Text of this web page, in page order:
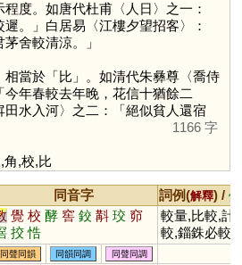
程度。如唐代杜甫〈人日〉之一：
遲。」白居易〈江樓夕望招客〉：
舍較清涼。」
相當於「比 」。如清代朱彝尊〈喬侍
年春較去年晚，花信十猶餘二
水入河〉之二：「絕似貧人還宿
1166 字
,角,校,比
同音字 詞例(解釋) /
覺 校 酵 窖 鉸 斠 珓 窌
挍 悎
較量,比較,計
較,錙銖必較
同聲同韻 同韻同調 同聲同調